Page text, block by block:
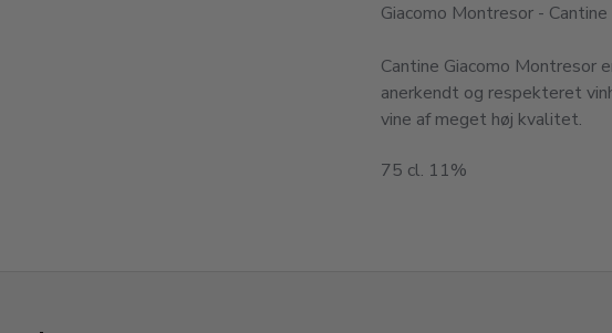
Giacomo Montresor -
Cantine Giacomo Montresor
anerkendt og respekteret
vine af meget høj kvalitet.
75 cl. 11%